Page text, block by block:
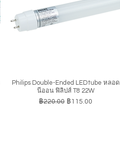
ดูข้อมูลด่วน
Philips Double-Ended LEDtube หลอด
นีออน ฟิลิปส์ T8 22W
ราคาปกติ
฿220.00 ราคาขายลด
฿115.00